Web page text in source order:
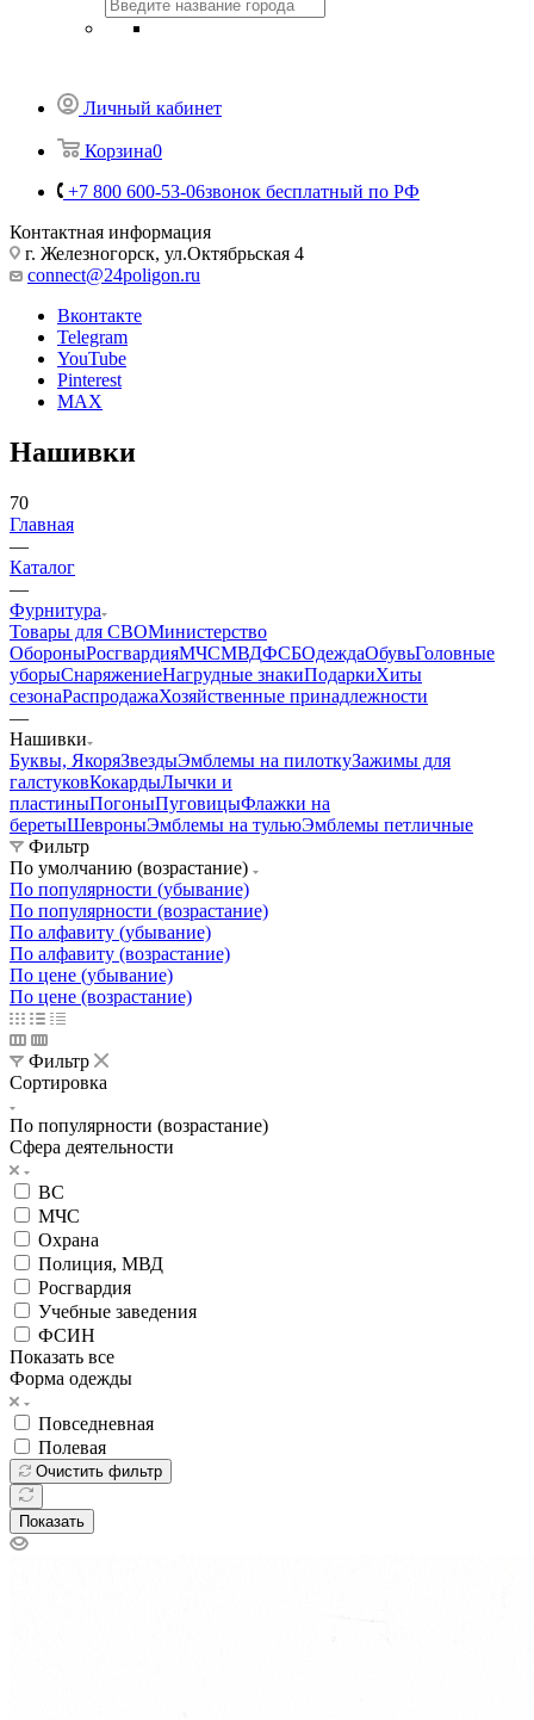
Личный кабинет
Корзина0
+7 800 600-53-06звонок бесплатный по РФ
Контактная информация
г. Железногорск, ул.Октябрьская 4
connect@24poligon.ru
Вконтакте
Telegram
YouTube
Pinterest
MAX
Нашивки
70
Главная
—
Каталог
—
Фурнитура
Товары для СВОМинистерство
ОбороныРосгвардияМЧСМВДФСБОдеждаОбувьГоловные
уборыСнаряжениеНагрудные знакиПодаркиХиты
сезонаРаспродажаХозяйственные принадлежности
—
Нашивки
Буквы, ЯкоряЗвездыЭмблемы на пилоткуЗажимы для
галстуковКокардыЛычки и
пластиныПогоныПуговицыФлажки на
беретыШевроныЭмблемы на тульюЭмблемы петличные
Фильтр
По умолчанию (возрастание)
По популярности (убывание)
По популярности (возрастание)
По алфавиту (убывание)
По алфавиту (возрастание)
По цене (убывание)
По цене (возрастание)
Фильтр
Сортировка
По популярности (возрастание)
Сфера деятельности
ВС
МЧС
Охрана
Полиция, МВД
Росгвардия
Учебные заведения
ФСИН
Показать все
Форма одежды
Повседневная
Полевая
Очистить фильтр
Показать